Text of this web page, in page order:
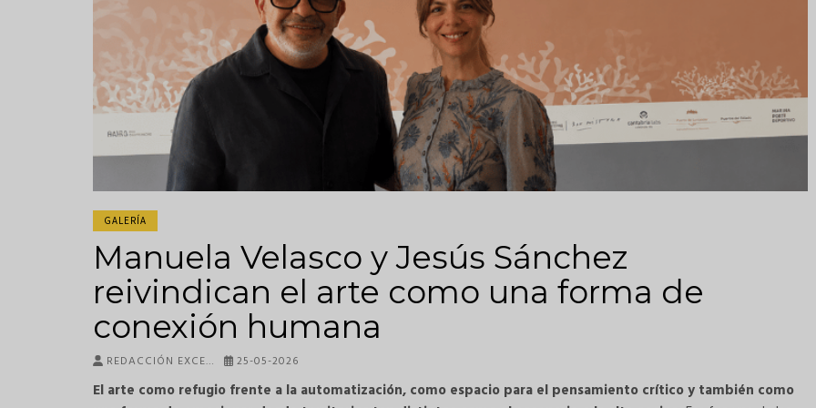
GALERÍA
Manuela Velasco y Jesús Sánchez
reivindican el arte como una forma de
conexión humana
REDACCIÓN EXCE… 25-05-2026
El arte como refugio frente a la automatización, como espacio para el pensamiento crítico y también como